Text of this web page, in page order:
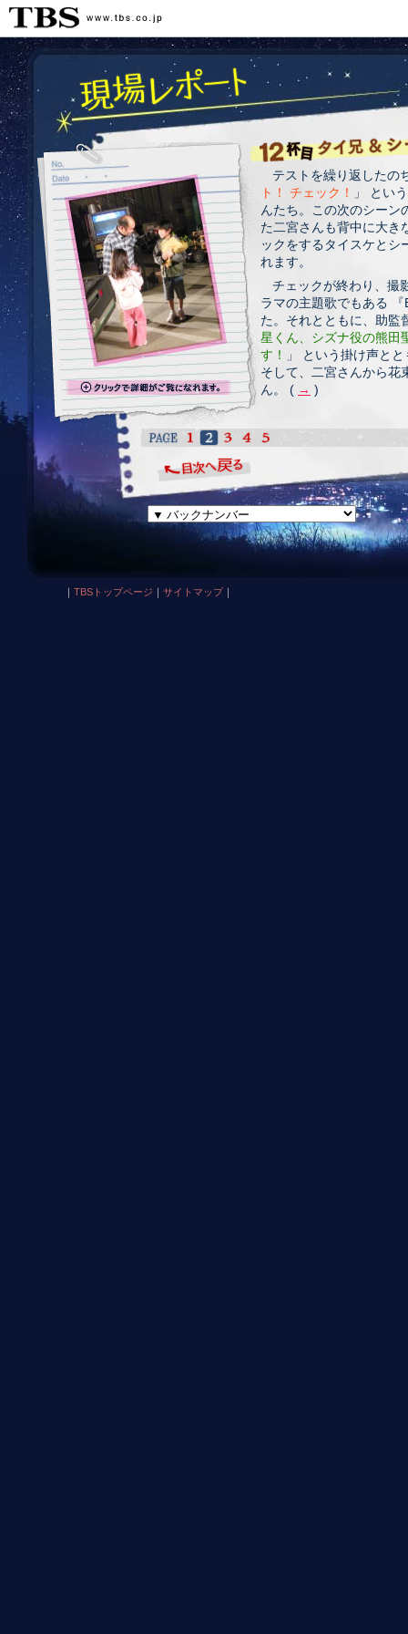
テストを繰り返したの
ト！ チェック！
」 とい
んたち。この次のシーン
た二宮さんも背中に大き
ックをするタイスケとシ
れます。
チェックが終わり、撮
ラマの主題歌でもある
た。それとともに、助監
星くん、シズナ役の熊田
す！
」 という掛け声と
そして、二宮さんから花
ん。 ( → )
｜ TBSトップページ ｜ サイトマップ｜